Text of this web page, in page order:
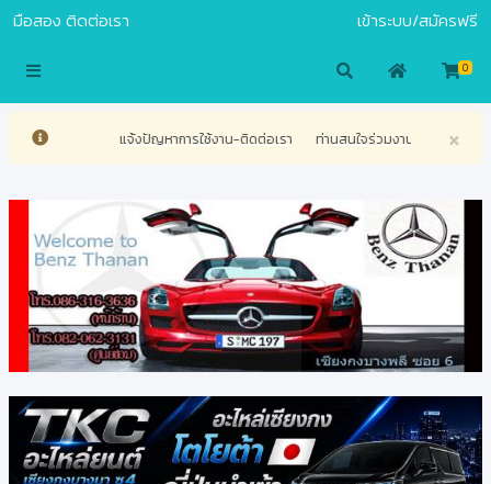
มือสอง ติดต่อเรา เข้าระบบ/สมัครฟรี
0
×
าการใช้งาน-ติดต่อเรา ท่านสนใจร่วมงานกับเรา สามารถติดต่อศูนย์บริการลูกค้าข